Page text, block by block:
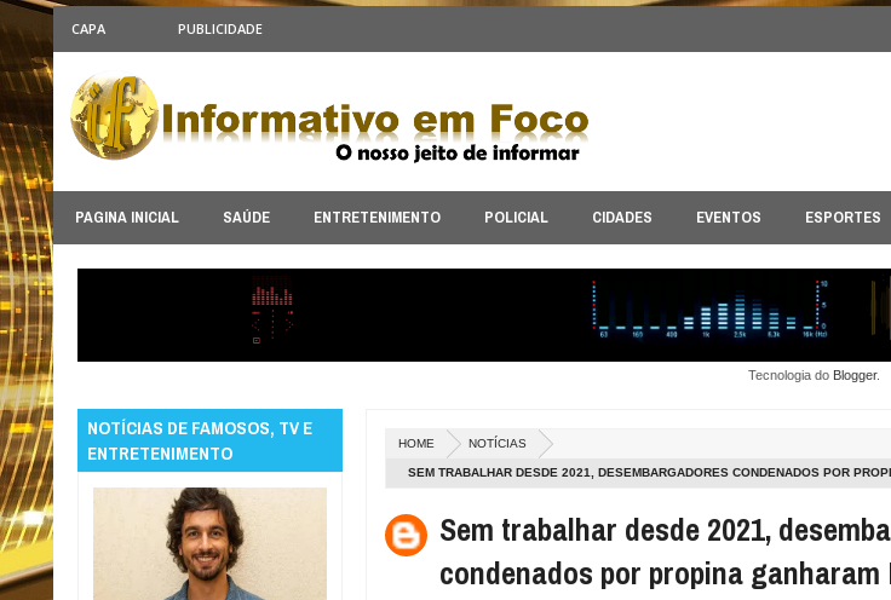
CAPA PUBLICIDADE
PAGINA INICIAL SAÚDE ENTRETENIMENTO POLICIAL CIDADES EVENTOS ESPORTES
Tecnologia do Blogger.
HOME NOTÍCIAS
SEM TRABALHAR DESDE 2021, DESEMBARGADORES CONDENADOS POR
Sem trabalhar desde 2021,
condenados por propina ganharam
NOTÍCIAS DE FAMOSOS, TV E
ENTRETENIMENTO